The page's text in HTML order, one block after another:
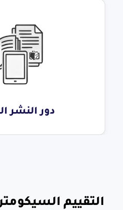
دور النشر
التقييم